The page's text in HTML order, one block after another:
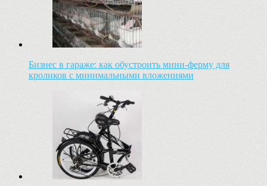
Бизнес в гараже: как обустроить мини-ферму для
кроликов с минимальными вложениями